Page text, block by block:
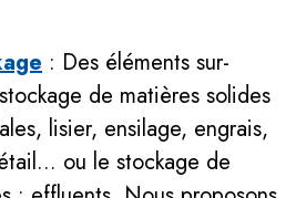
: Des éléments sur-
de matières solides
lisier, ensilage, engrais,
ou le stockage de